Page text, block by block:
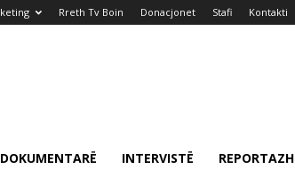
Rreth Tv Boin Donacjonet Stafi Kontakti
DOKUMENTARË INTERVISTË REPORTAZH